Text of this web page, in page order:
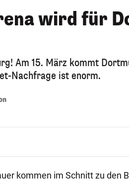
wird für
Am 15. März kommt
Nachfrage ist enorm.
kommen im Schnitt zu den